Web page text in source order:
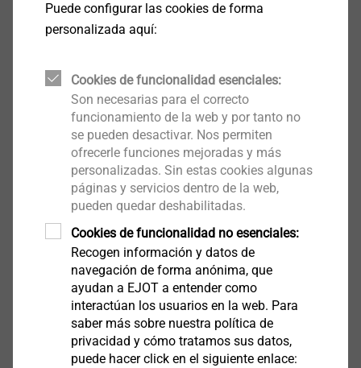
Broca de percusión SDS Plus 5/110
9200000020
Broca de percusión SDS Plus 5,5/260-200
9200000021
Broca de percusión SDS Plus 5/160
9200000022
Broca de percusión SDS Plus 5/210
Broca de percusión SDS Plus 5,0/310 - 250
Puede configurar las cookies de forma
personalizada aquí:
Cookies de funcionalidad esenciales:
Son necesarias para el correcto
funcionamiento de la web y por tanto no
se pueden desactivar. Nos permiten
ofrecerle funciones mejoradas y más
personalizadas. Sin estas cookies algunas
páginas y servicios dentro de la web,
pueden quedar deshabilitadas.
Cookies de funcionalidad no esenciales:
Recogen información y datos de
navegación de forma anónima, que
ayudan a EJOT a entender como
interactúan los usuarios en la web. Para
saber más sobre nuestra política de
privacidad y cómo tratamos sus datos,
puede hacer click en el siguiente enlace: